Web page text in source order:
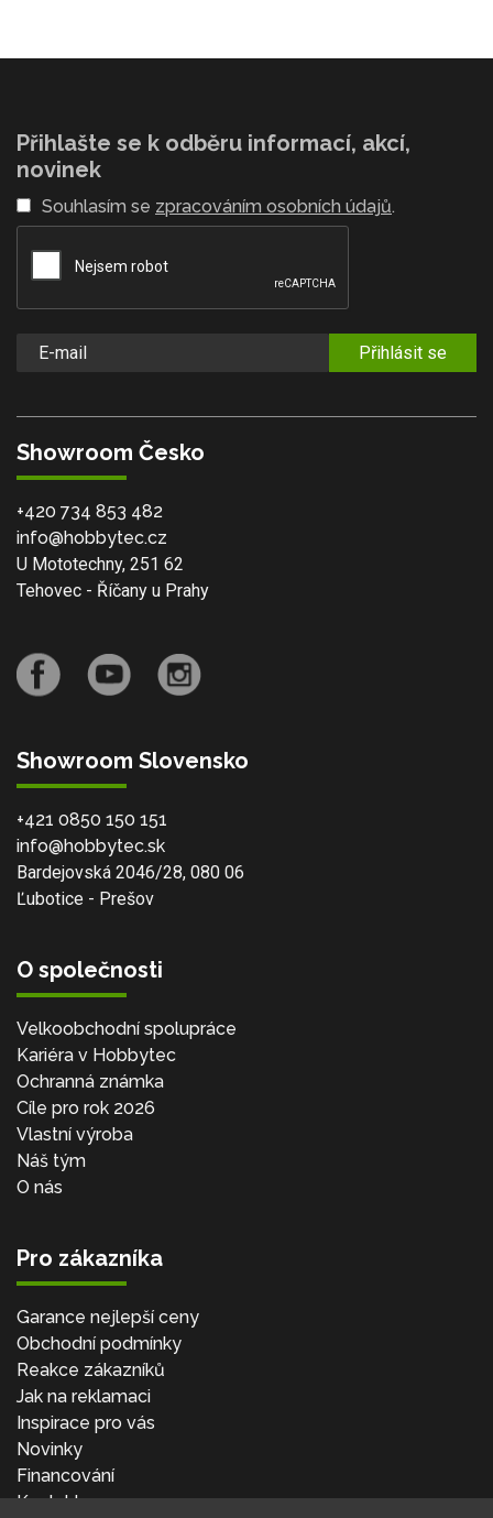
Přihlašte se k odběru informací, akcí,
novinek
Souhlasím se zpracováním osobních údajů.
Přihlásit se
Showroom Česko
+420 734 853 482
info@hobbytec.cz
U Mototechny, 251 62
Tehovec - Říčany u Prahy
Showroom Slovensko
+421 0850 150 151
info@hobbytec.sk
Bardejovská 2046/28, 080 06
Ľubotice - Prešov
O společnosti
Velkoobchodní spolupráce
Kariéra v Hobbytec
Ochranná známka
Cíle pro rok 2026
Vlastní výroba
Náš tým
O nás
Pro zákazníka
Garance nejlepší ceny
Obchodní podmínky
Reakce zákazníků
Jak na reklamaci
Inspirace pro vás
Novinky
Financování
Kontakt